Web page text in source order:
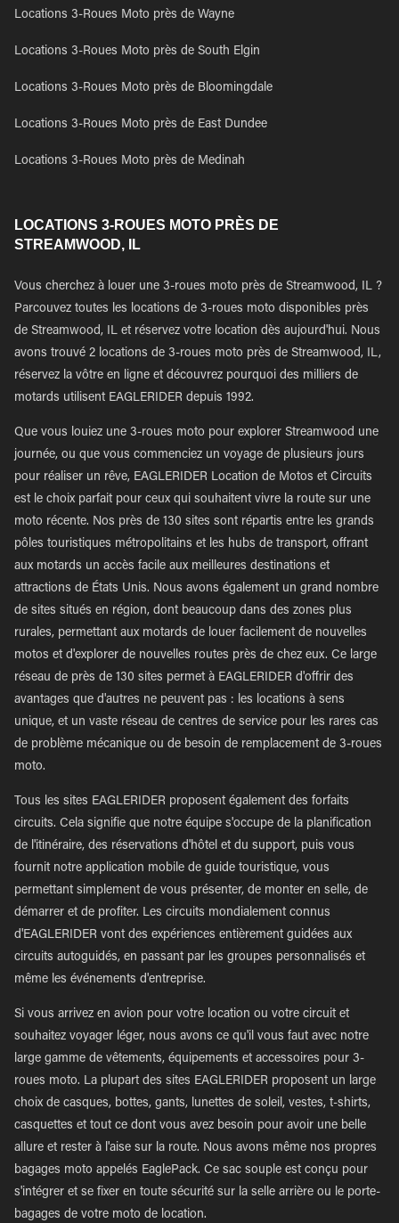
Locations 3-Roues Moto près de Wayne
Locations 3-Roues Moto près de South Elgin
Locations 3-Roues Moto près de Bloomingdale
Locations 3-Roues Moto près de East Dundee
Locations 3-Roues Moto près de Medinah
LOCATIONS 3-ROUES MOTO PRÈS DE
STREAMWOOD, IL
Vous cherchez à louer une 3-roues moto près de Streamwood, IL ?
Parcouvez toutes les locations de 3-roues moto disponibles près
de Streamwood, IL et réservez votre location dès aujourd'hui. Nous
avons trouvé 2 locations de 3-roues moto près de Streamwood, IL,
réservez la vôtre en ligne et découvrez pourquoi des milliers de
motards utilisent EAGLERIDER depuis 1992.
Que vous louiez une 3-roues moto pour explorer Streamwood une
journée, ou que vous commenciez un voyage de plusieurs jours
pour réaliser un rêve, EAGLERIDER Location de Motos et Circuits
est le choix parfait pour ceux qui souhaitent vivre la route sur une
moto récente. Nos près de 130 sites sont répartis entre les grands
pôles touristiques métropolitains et les hubs de transport, offrant
aux motards un accès facile aux meilleures destinations et
attractions de États Unis. Nous avons également un grand nombre
de sites situés en région, dont beaucoup dans des zones plus
rurales, permettant aux motards de louer facilement de nouvelles
motos et d'explorer de nouvelles routes près de chez eux. Ce large
réseau de près de 130 sites permet à EAGLERIDER d'offrir des
avantages que d'autres ne peuvent pas : les locations à sens
unique, et un vaste réseau de centres de service pour les rares cas
de problème mécanique ou de besoin de remplacement de 3-roues
moto.
Tous les sites EAGLERIDER proposent également des forfaits
circuits. Cela signifie que notre équipe s'occupe de la planification
de l'itinéraire, des réservations d'hôtel et du support, puis vous
fournit notre application mobile de guide touristique, vous
permettant simplement de vous présenter, de monter en selle, de
démarrer et de profiter. Les circuits mondialement connus
d'EAGLERIDER vont des expériences entièrement guidées aux
circuits autoguidés, en passant par les groupes personnalisés et
même les événements d'entreprise.
Si vous arrivez en avion pour votre location ou votre circuit et
souhaitez voyager léger, nous avons ce qu'il vous faut avec notre
large gamme de vêtements, équipements et accessoires pour 3-
roues moto. La plupart des sites EAGLERIDER proposent un large
choix de casques, bottes, gants, lunettes de soleil, vestes, t-shirts,
casquettes et tout ce dont vous avez besoin pour avoir une belle
allure et rester à l'aise sur la route. Nous avons même nos propres
bagages moto appelés EaglePack. Ce sac souple est conçu pour
s'intégrer et se fixer en toute sécurité sur la selle arrière ou le porte-
bagages de votre moto de location.